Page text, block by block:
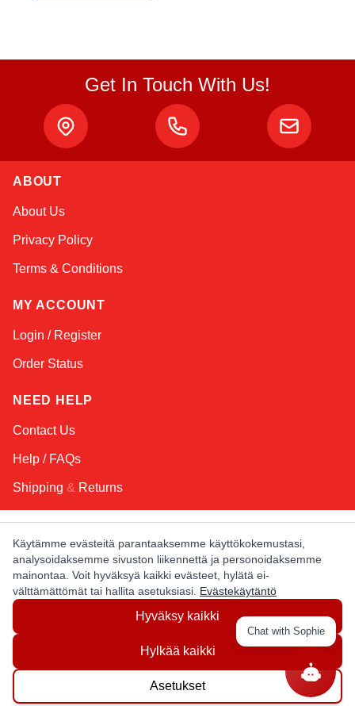
Get In Touch With Us!
ABOUT
About Us
Privacy Policy
Terms & Conditions
MY ACCOUNT
Login / Register
Order Status
NEED HELP
Contact Us
Help / FAQs
Shipping & Returns
KEEP IN TOUCH!
Email Address
CANADA
LATIN AMERICA USA
© Copyright EuropaSatellite.com. All Rights Reserved.
Käytämme evästeitä parantaaksemme käyttökokemustasi,
analysoidaksemme sivuston liikennettä ja personoidaksemme
mainontaa. Voit hyväksyä kaikki evästeet, hylätä ei-
välttämättömät tai hallita asetuksiasi. Evästekäytäntö
Hyväksy kaikki
Hylkää kaikki
Asetukset
Chat with Sophie